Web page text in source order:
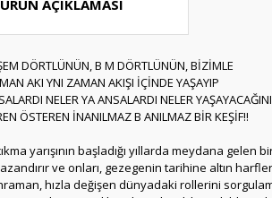
ÜRÜN AÇIKLAMASI
DÖRTLÜNÜN, B M DÖRTLÜNÜN, BİZİMLE
AKI YNI ZAMAN AKIŞI İÇİNDE YAŞAYIP
NELER YA ANSALARDI NELER YAŞAYACAĞINI
ÖSTEREN İNANILMAZ B ANILMAZ BİR KEŞİF!!
yarışının başladığı yıllarda meydana gelen
ve onları, gezegenin tarihine altın
hızla değişen dünyadaki rollerini